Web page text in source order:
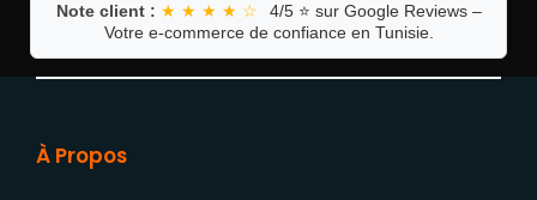
Note client : ★ ★ ★ ★ ☆
4/5 ⭐ sur Google Reviews –
Votre e-commerce de confiance en Tunisie.
À Propos